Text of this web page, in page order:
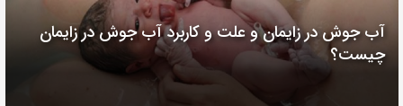
آب جوش در زایمان و علت و کاربرد آب جوش در زایمان
چیست؟